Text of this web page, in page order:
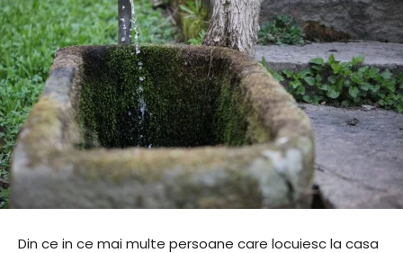
Din ce in ce mai multe persoane care locuiesc la casa